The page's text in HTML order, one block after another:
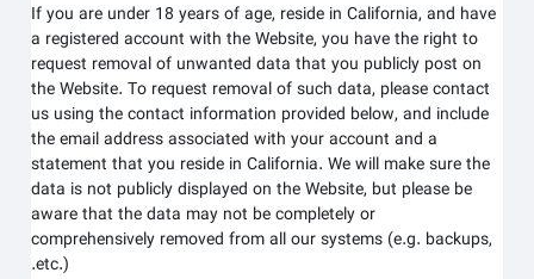
If you are under 18 years of age, reside in California, and have
a registered account withthe Website, you have the right to
request removal of unwanted data that you publicly post on
theWebsite. To request removal of such data, please contact
us using the contact information provided below, and include
the email address associated with your account and a
statement that you reside in California. We will make sure the
data is not publicly displayed on theWebsite, but please be
aware that the data may not be completely or
comprehensively removed from all our systems (e.g. backups,
etc.).